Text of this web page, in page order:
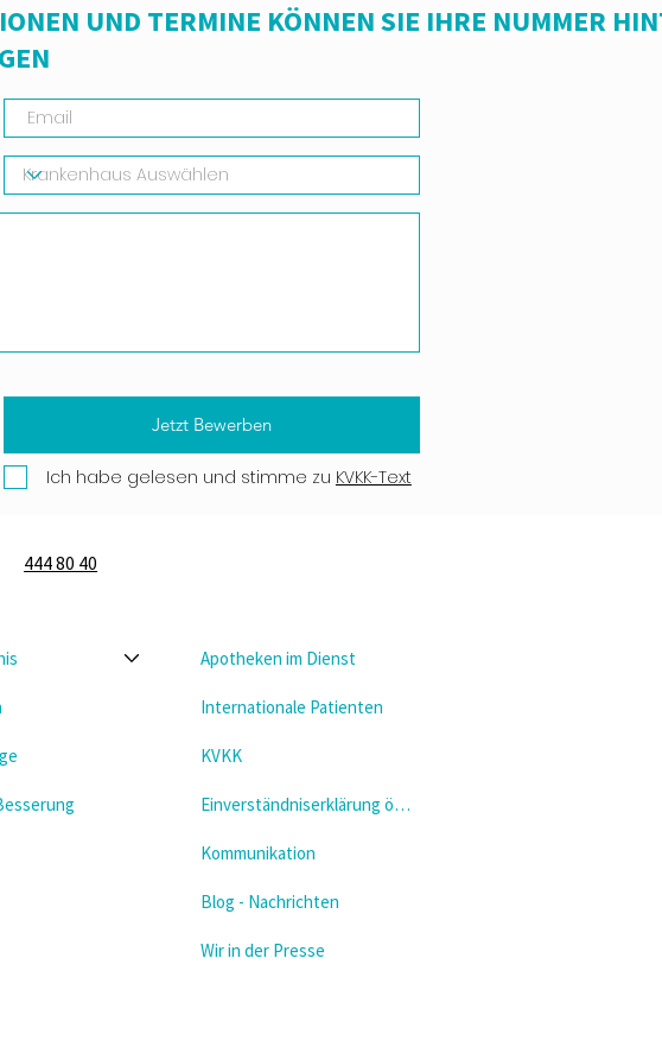
UND TERMINE KÖNNEN SIE IHRE NUMMER
Jetzt Bewerben
Ich habe gelesen und stimme zu KVKK-Text
444 80 40
Apotheken im Dienst
Internationale Patienten
KVKK
Einverständniserklärung öffnen
Kommunikation
Blog - Nachrichten
Wir in der Presse